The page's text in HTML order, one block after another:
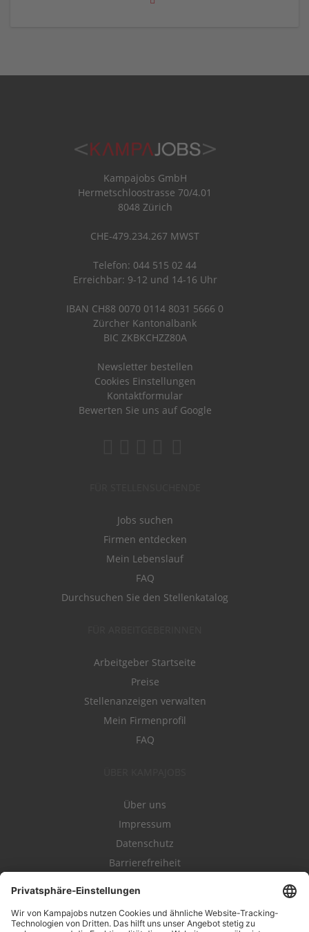
Kampajobs GmbH
Hermetschloostrasse 70/4.01
8048 Zürich
CHE-479.234.267 MWST
Telefon: 044 515 02 44
Erreichbar: 9-12 und 14-16 Uhr
IBAN CH88 0070 0114 8031 5666 0
Zürcher Kantonalbank
BIC ZKBKCHZZ80A
Newsletter bestellen
Cookies Einstellungen
Kontaktformular
Bewerten Sie uns auf Google
Jobs suchen
Firmen entdecken
Mein Lebenslauf
FAQ
Durchsuchen Sie den Stellenkatalog
Arbeitgeber Startseite
Preise
Stellenanzeigen verwalten
Mein Firmenprofil
FAQ
Über uns
Impressum
Datenschutz
Barrierefreiheit
Kampahire